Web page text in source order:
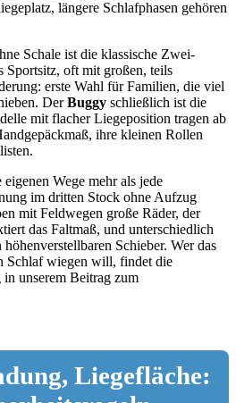
längere Schlafphasen gehören
Schale ist die klassische Zwei-
Sportsitz, oft mit großen, teils
erste Wahl für Familien, die viel
DerBuggy schließlich ist die
mit flacher Liegeposition tragen ab
ihre kleinen Rollen
eigenen Wege mehr als jede
im dritten Stock ohne Aufzug
mit Feldwegen große Räder, der
das Faltmaß, und unterschiedlich
Schieber. Wer das
Schlaf wiegen will, findet die
unserem Beitrag zum
Liegefläche: